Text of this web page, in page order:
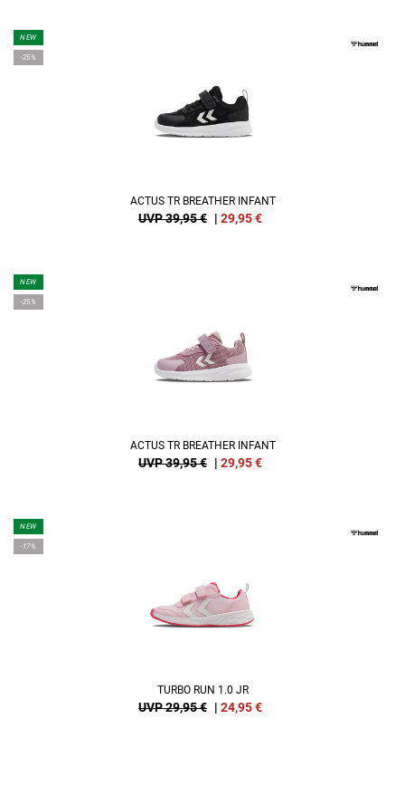
NEW
-25%
ACTUS TR BREATHER INFANT
UVP 39,95 € | 29,95€
NEW
-25%
ACTUS TR BREATHER INFANT
UVP 39,95 € | 29,95€
NEW
-17%
TURBO RUN 1.0 JR
UVP 29,95 € | 24,95€